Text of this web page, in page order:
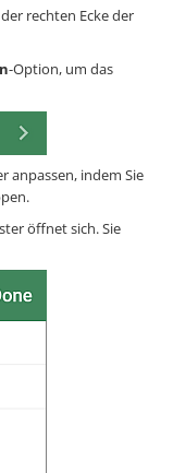
rechten Ecke der
-Option, um das
anpassen, indem Sie
öffnet sich. Sie